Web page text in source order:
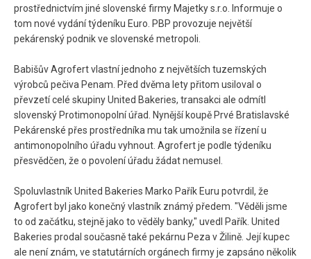
prostřednictvím jiné slovenské firmy Majetky s.r.o. Informuje o
tom nové vydání týdeníku Euro. PBP provozuje největší
pekárenský podnik ve slovenské metropoli.
Babišův Agrofert vlastní jednoho z největších tuzemských
výrobců pečiva Penam. Před dvěma lety přitom usiloval o
převzetí celé skupiny United Bakeries, transakci ale odmítl
slovenský Protimonopolní úřad. Nynější koupě Prvé Bratislavské
Pekárenské přes prostředníka mu tak umožnila se řízení u
antimonopolního úřadu vyhnout. Agrofert je podle týdeníku
přesvědčen, že o povolení úřadu žádat nemusel.
Spoluvlastník United Bakeries Marko Pařík Euru potvrdil, že
Agrofert byl jako konečný vlastník známý předem. "Věděli jsme
to od začátku, stejně jako to věděly banky," uvedl Pařík. United
Bakeries prodal současně také pekárnu Peza v Žilině. Její kupec
ale není znám, ve statutárních orgánech firmy je zapsáno několik